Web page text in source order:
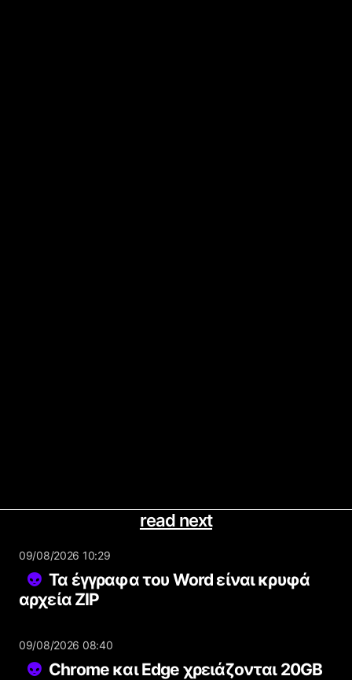
read next
09/08/2026 10:29
Τα έγγραφα του Word είναι κρυφά
αρχεία ZIP
09/08/2026 08:40
Chrome και Edge χρειάζονται 20GB